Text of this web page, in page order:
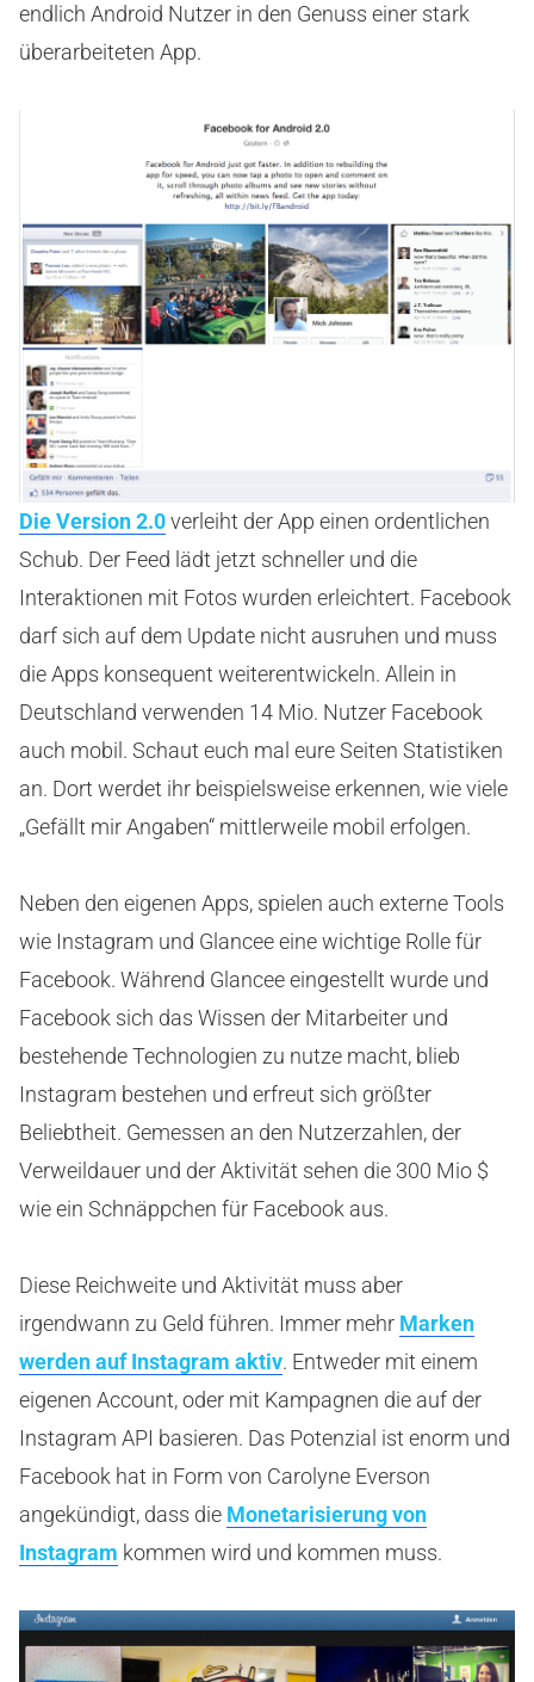
endlich Android Nutzer in den Genuss einer stark
überarbeiteten App.
Die Version 2.0verleiht der App einen ordentlichen
Schub. Der Feed lädt jetzt schneller und die
Interaktionen mit Fotos wurden erleichtert. Facebook
darf sich auf dem Update nicht ausruhen und muss
die Apps konsequent weiterentwickeln. Allein in
Deutschland verwenden 14 Mio. Nutzer Facebook
auch mobil. Schaut euch mal eure Seiten Statistiken
an. Dort werdet ihr beispielsweise erkennen, wie viele
„Gefällt mir Angaben“ mittlerweile mobil erfolgen.
Neben den eigenen Apps, spielen auch externe Tools
wie Instagram und Glancee eine wichtige Rolle für
Facebook. Während Glancee eingestellt wurde und
Facebook sich das Wissen der Mitarbeiter und
bestehende Technologien zu nutze macht, blieb
Instagram bestehen und erfreut sich größter
Beliebtheit. Gemessen an den Nutzerzahlen, der
Verweildauer und der Aktivität sehen die 300 Mio $
wie ein Schnäppchen für Facebook aus.
Diese Reichweite und Aktivität muss aber
irgendwann zu Geld führen. Immer mehr Marken
werden auf Instagram aktiv. Entweder mit einem
eigenen Account, oder mit Kampagnen die auf der
Instagram API basieren. Das Potenzial ist enorm und
Facebook hat in Form von Carolyne Everson
angekündigt, dass die Monetarisierung von
Instagram kommen wird und kommen muss.